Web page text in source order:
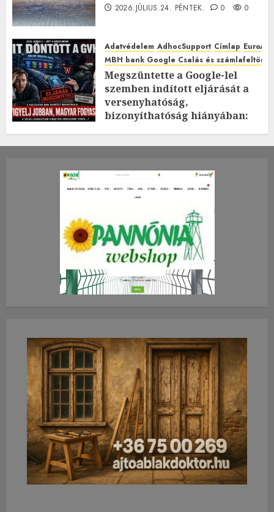
2026.JÚLIUS.24. PÉNTEK. 0 0
Adatvédelem AdhocSupport Címlap
MBH bank Google Csalás és
Megszüntette a Google-lel
szemben indított eljárását a
versenyhatóság,
bizonyíthatóság hiányában:
2026.JÚLIUS.23. CSÜTÖRTÖK.
0